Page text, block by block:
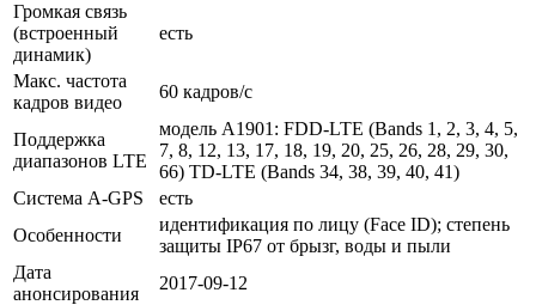
Громкая связь
(встроенный
динамик)
есть
Макс. частота
кадров видео
60 кадров/с
Поддержка
диапазонов LTE
модель A1901: FDD-LTE (Bands 1, 2, 3, 4, 5,
7, 8, 12, 13, 17, 18, 19, 20, 25, 26, 28, 29, 30,
66) TD-LTE (Bands 34, 38, 39, 40, 41)
Cистема A-GPS
есть
Особенности
идентификация по лицу (Face ID); степень
защиты IP67 от брызг, воды и пыли
Дата
анонсирования
2017-09-12